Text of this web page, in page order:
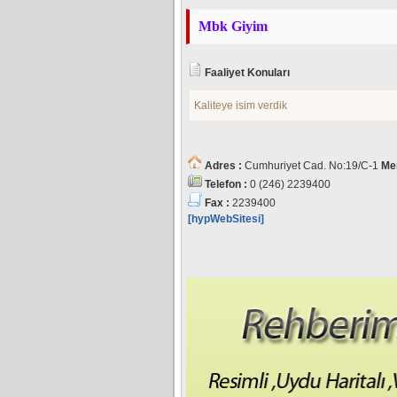
Mbk Giyim
Faaliyet Konuları
Kaliteye isim verdik
Adres : Cumhuriyet Cad. No:19/C-1
Telefon : 0 (246) 2239400
Fax : 2239400
[hypWebSitesi]